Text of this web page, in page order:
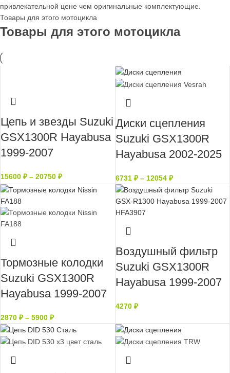
привлекательной цене чем оригинальные комплектующие.
Товары для этого мотоцикла
Товары для этого мотоцикла
Цепь и звезды Suzuki
GSX1300R Hayabusa
1999-2007
15600 ₽ – 20750 ₽
Диски сцепления
Suzuki GSX1300R
Hayabusa 2002-2025
6731 ₽ – 12054 ₽
Тормозные колодки
Suzuki GSX1300R
Hayabusa 1999-2007
2870 ₽ – 5900 ₽
Воздушный фильтр
Suzuki GSX1300R
Hayabusa 1999-2007
4270 ₽